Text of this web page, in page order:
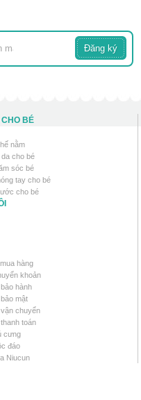
BÉ
nằm
cho bé
sóc bé
tay cho bé
cho bé
hàng
khoản
hành
mật
chuyển
toán
cưng
đáo
Niucun